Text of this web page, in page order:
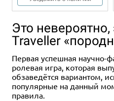
Хит 1-6
1-6 30+
Это невероятно,
Traveller
Первая успешная научно-
ролевая игра, которая
обзаведётся вариантом,
популярные на данный
правила.